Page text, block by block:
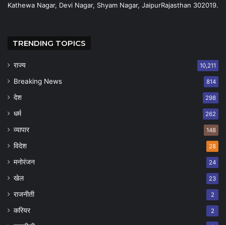
Kathewa Nagar, Devi Nagar, Shyam Nagar, JaipurRajasthan 302019.
TRENDING TOPICS
राज्य 10,211
Breaking News 814
देश 298
धर्म 262
व्यापार 148
विदेश 28
मनोरंजन 24
खेल 23
राजनीती 2
करियर 2